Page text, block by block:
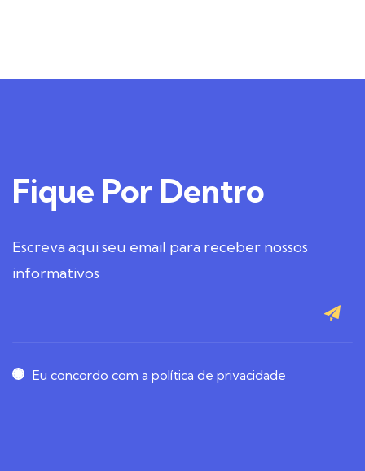
Fique Por Dentro
Escreva aqui seu email para receber nossos
informativos
Eu concordo com a política de privacidade